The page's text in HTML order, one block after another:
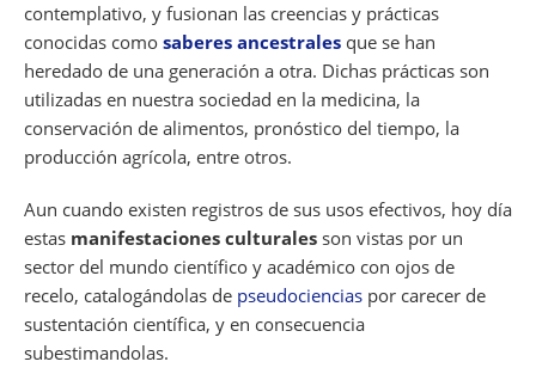
contemplativo, y fusionan las creencias y prácticas
conocidas como saberes ancestrales que se han
heredado de una generación a otra. Dichas prácticas son
utilizadas en nuestra sociedad en la medicina, la
conservación de alimentos, pronóstico del tiempo, la
producción agrícola, entre otros.
Aun cuando existen registros de sus usos efectivos, hoy día
estas manifestaciones culturales son vistas por un
sector del mundo científico y académico con ojos de
recelo, catalogándolas de pseudociencias por carecer de
sustentación científica, y en consecuencia
subestimandolas.